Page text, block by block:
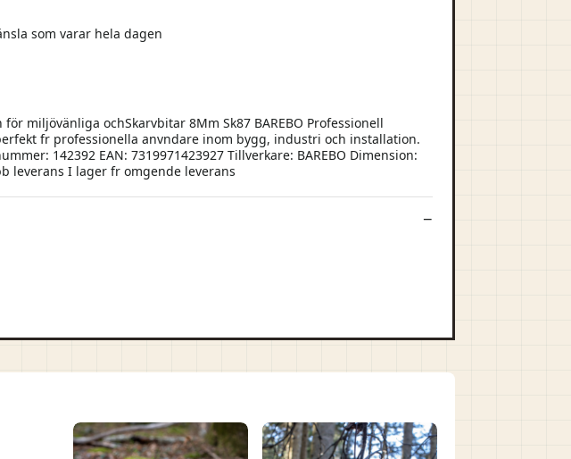
som varar hela dagen
miljövänliga ochSkarvbitar 8Mm Sk87 BAREBO Professionell
fr professionella anvndare inom bygg, industri och installation.
142392 EAN: 7319971423927 Tillverkare: BAREBO Dimension:
leverans I lager fr omgende leverans